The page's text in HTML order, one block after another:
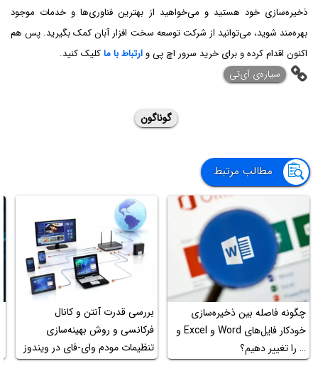
ذخیره‌سازی خود هستید و می‌خواهید از بهترین فناوری‌ها و خدمات موجود
بهره‌مند شوید، می‌توانید از شرکت توسعه سخت ‌افزار آبان کمک بگیرید. پس هم
اکنون اقدام کرده و برای خرید سرور اچ پی و ارتباط با ماکلیک کنید.
‌سیاره‌ی آی‌تی
گوناگون
مطالب مرتبط
چگونه فاصله بین ذخیره‌سازی
خودکار فایل‌های Word و Excel و
… را تغییر دهیم؟
بررسی قدرت آنتن و کانال
فرکانسی و روش بهینه‌سازی
تنظیمات مودم وای-فای در ویندوز
و مک